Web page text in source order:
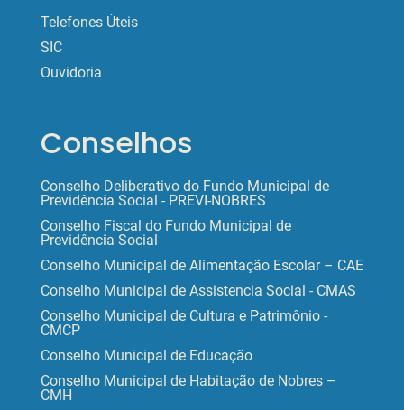
Telefones Úteis
SIC
Ouvidoria
Conselhos
Conselho Deliberativo do Fundo Municipal de
Previdência Social - PREVI-NOBRES
Conselho Fiscal do Fundo Municipal de
Previdência Social
Conselho Municipal de Alimentação Escolar – CAE
Conselho Municipal de Assistencia Social - CMAS
Conselho Municipal de Cultura e Patrimônio -
CMCP
Conselho Municipal de Educação
Conselho Municipal de Habitação de Nobres –
CMH